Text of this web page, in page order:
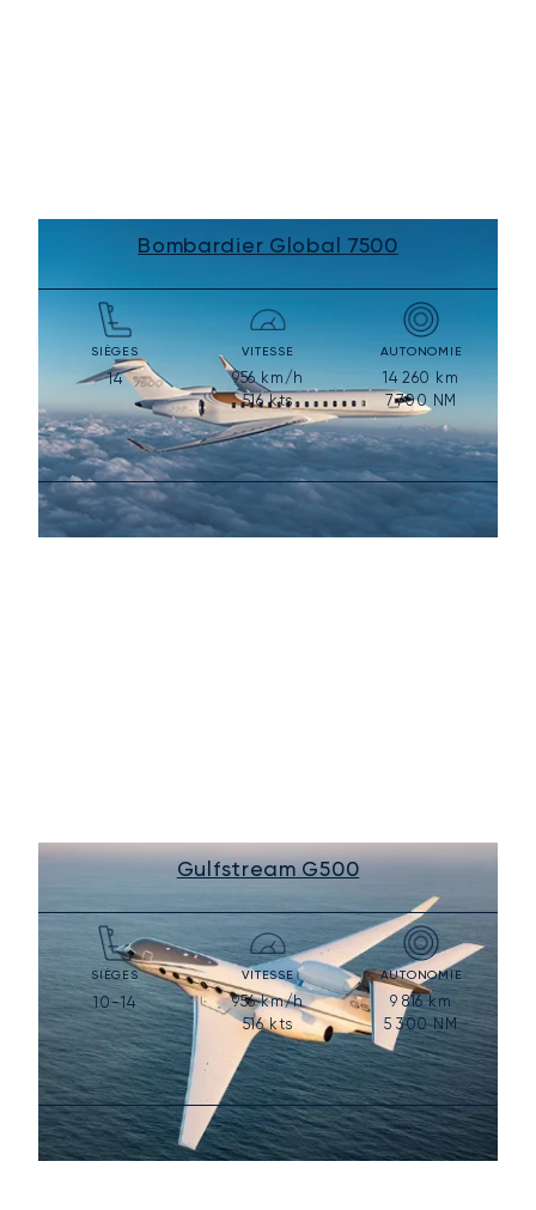
Bombardier Global 7500
SIÈGES
14
VITESSE
956km/h
516kts
AUTONOMIE
14 260 km
7 700NM
Gulfstream G500
SIÈGES
10-14
VITESSE
956km/h
516kts
AUTONOMIE
9 816km
5 300NM